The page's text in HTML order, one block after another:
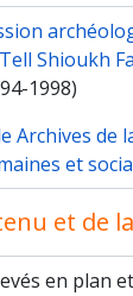
Shioukh
1998)
Archives de
et
et de
en plan